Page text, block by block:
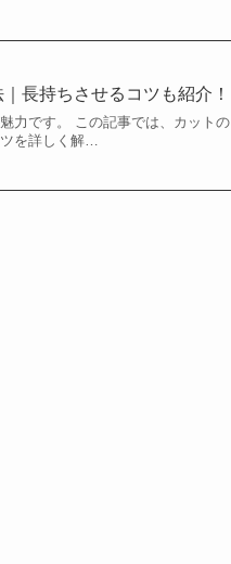
長持ちさせるコツも紹介！
力です。 この記事では、カットの
を詳しく解…